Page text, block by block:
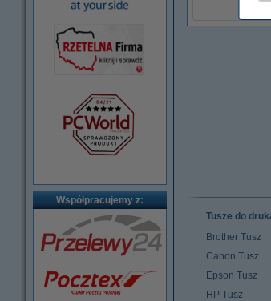
Współpracujemy z:
Tusze do
Brother Tusz
Canon Tusz
Epson Tusz
HP Tusz